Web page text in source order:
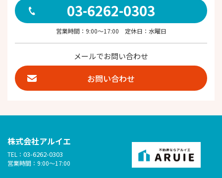
03-6262-0303
営業時間：9:00～17:00 定休日：水曜日
メールでお問い合わせ
お問い合わせ
株式会社アルイエ
TEL： 03-6262-0303
営業時間：9:00～17:00